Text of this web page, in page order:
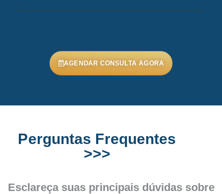
AGENDAR CONSULTA AGORA
Perguntas Frequentes
>>>
Esclareça suas principais dúvidas sobre